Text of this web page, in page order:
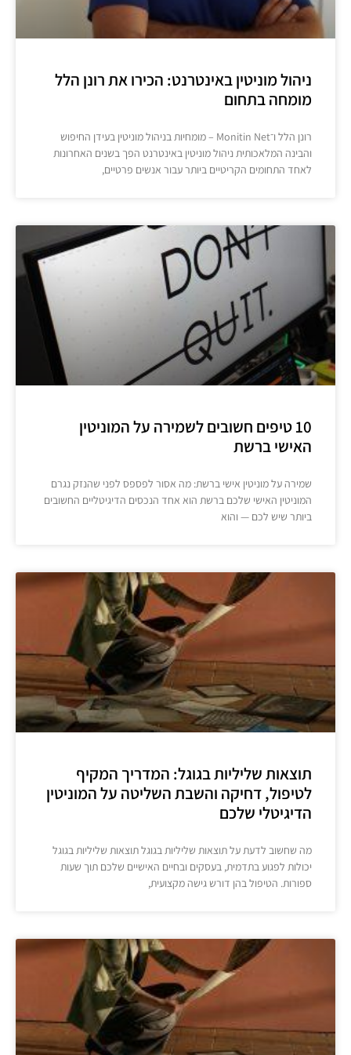
ניהול מוניטין באינטרנט: הכירו את רונן הלל
מומחה בתחום
רונן הלל ו־Monitin Net – מומחיות בניהול מוניטין בעידן החיפוש
והבינה המלאכותית ניהול מוניטין באינטרנט הפך בשנים האחרונות
לאחד התחומים הקריטיים ביותר עבור אנשים פרטיים,
10 טיפים חשובים לשמירה על המוניטין
האישי ברשת
שמירה על מוניטין אישי ברשת: מה אסור לפספס לפני שהנזק נגרם
המוניטין האישי שלכם ברשת הוא אחד הנכסים הדיגיטליים החשובים
ביותר שיש לכם — והוא
תוצאות שליליות בגוגל: המדריך המקיף
לטיפול, דחיקה והשבת השליטה על המוניטין
הדיגיטלי שלכם
מה שחשוב לדעת על תוצאות שליליות בגוגל תוצאות שליליות בגוגל
יכולות לפגוע בתדמית, בעסקים ובחיים האישיים שלכם תוך שעות
ספורות. הטיפול בהן דורש גישה מקצועית,